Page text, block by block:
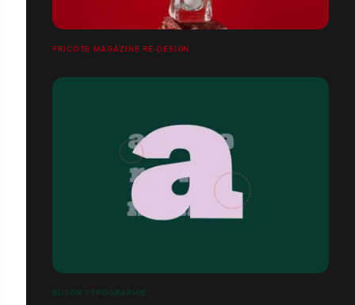
FRICOTE MAGAZINE RE-DESIGN
BUTOR TYPOGRAPHIE